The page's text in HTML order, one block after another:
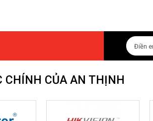
CHÍNH CỦA AN THỊNH